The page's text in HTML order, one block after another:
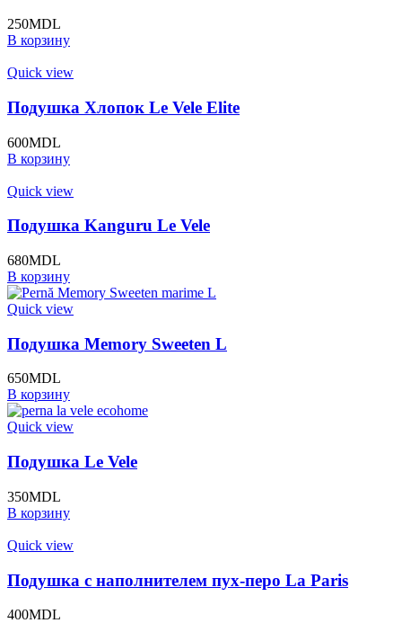
250MDL
В корзину
Quick view
Подушка Хлопок Le Vele Elite
600MDL
В корзину
Quick view
Подушка Kanguru Le Vele
680MDL
В корзину
Quick view
Подушка Memory Sweeten L
650MDL
В корзину
Quick view
Подушка Le Vele
350MDL
В корзину
Quick view
Подушка с наполнителем пух-перо La Paris
400MDL